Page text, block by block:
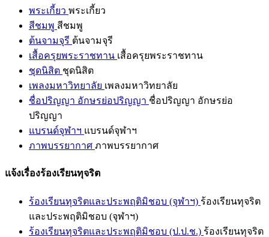
พระเกี้ยว พระเกี้ยว
สีชมพู สีชมพู
ต้นจามจุรี ต้นจามจุรี
เสื้อครุยพระราชทาน เสื้อครุยพระราชทาน
ชุดนิสิต ชุดนิสิต
เพลงมหาวิทยาลัย เพลงมหาวิทยาลัย
ชื่อปริญญา อักษรย่อปริญญา ชื่อปริญญา อักษรย่อ
ปริญญา
แบรนด์จุฬาฯ แบรนด์จุฬาฯ
ภาพบรรยากาศ ภาพบรรยากาศ
แจ้งเรื่องร้องเรียนทุจริต
ร้องเรียนทุจริตและประพฤติมิชอบ (จุฬาฯ) ร้องเรียนทุจริต
และประพฤติมิชอบ (จุฬาฯ)
ร้องเรียนทุจริตและประพฤติมิชอบ (ป.ป.ช.) ร้องเรียนทุจริต